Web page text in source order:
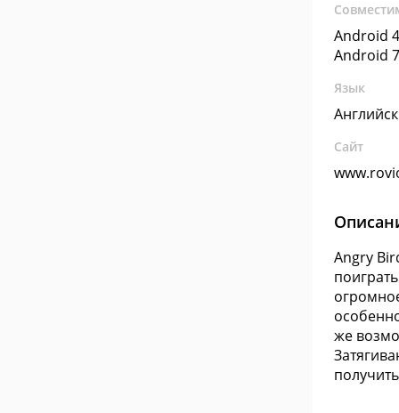
Android
Android
Язык
Сайт
Angry
же